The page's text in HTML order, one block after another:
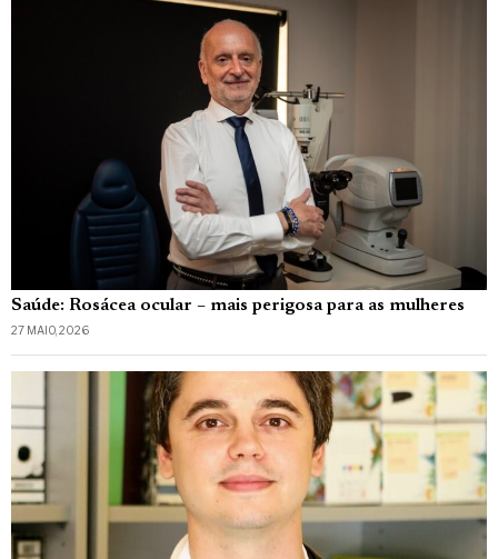
Saúde: Rosácea ocular – mais perigosa para as mulheres
27 MAIO, 2026